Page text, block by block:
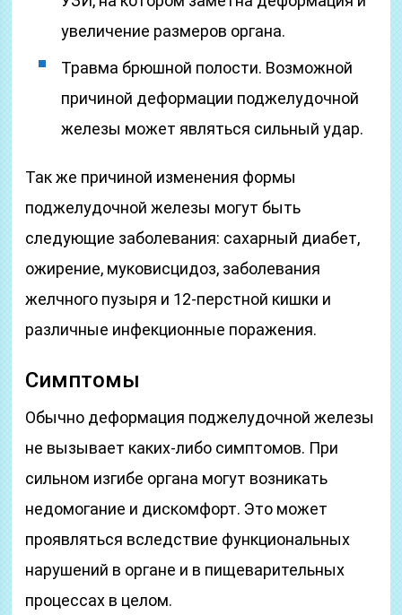
увеличение размеров органа.
Травма брюшной полости. Возможной
причиной деформации поджелудочной
железы может являться сильный удар.
Так же причиной изменения формы
поджелудочной железы могут быть
следующие заболевания: сахарный диабет,
ожирение, муковисцидоз, заболевания
желчного пузыря и 12-перстной кишки и
различные инфекционные поражения.
Симптомы
Обычно деформация поджелудочной железы
не вызывает каких-либо симптомов. При
сильном изгибе органа могут возникать
недомогание и дискомфорт. Это может
проявляться вследствие функциональных
нарушений в органе и в пищеварительных
процессах в целом.